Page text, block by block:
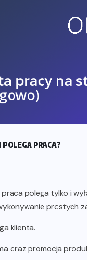
POLEGA PRACA?
praca polega tylko i
prostych
klienta.
oraz promocja